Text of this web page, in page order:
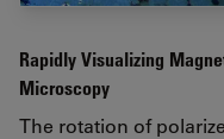
Rapidly Visualizing
Microscopy
The rotation of